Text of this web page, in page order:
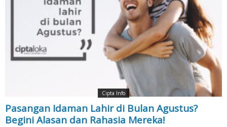
Cipta Info
Pasangan Idaman Lahir di Bulan Agustus?
Begini Alasan dan Rahasia Mereka!